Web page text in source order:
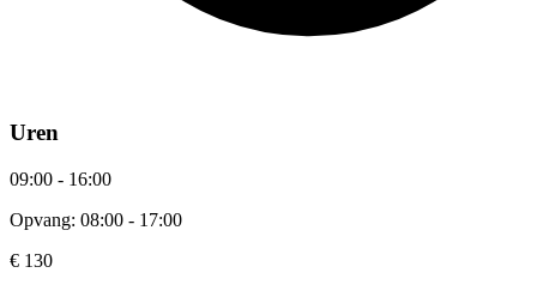
Uren
09:00 - 16:00
Opvang: 08:00 - 17:00
€ 130